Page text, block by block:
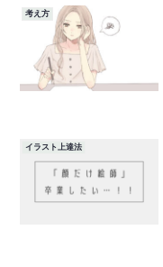
考え方
イラスト上達法